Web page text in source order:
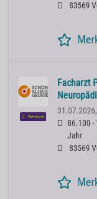
83569
Premium
Facharzt
31.07.2026,
86.100 -
Jahr
83569